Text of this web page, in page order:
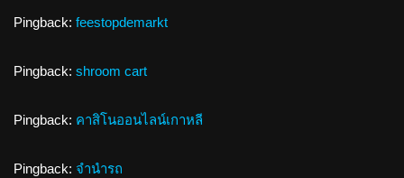
Pingback: feestopdemarkt
Pingback: shroom cart
Pingback: คาสิโนออนไลน์เกาหลี
Pingback: จำนำรถ